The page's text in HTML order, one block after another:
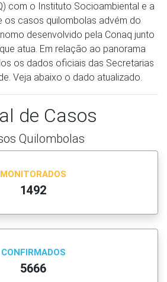
com o Instituto Socioambiental e a
os casos quilombolas advém do
desenvolvido pela Conaq junto
atua. Em relação ao panorama
os dados oficiais das Secretarias
Veja abaixo o dado atualizado.
de Casos
Quilombolas
MONITORADOS
1492
CONFIRMADOS
5666